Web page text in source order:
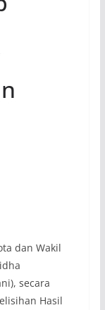
dan Wakil
secara
Hasil